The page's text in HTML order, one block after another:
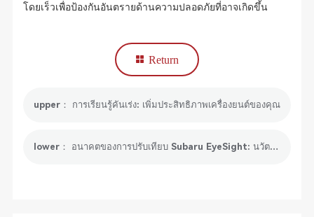
โดยเร็วเพื่อป้องกันอันตรายด้านความปลอดภัยที่อาจเกิดขึ้น
Return
upper： การเรียนรู้คันเร่ง: เพิ่มประสิทธิภาพเครื่องยนต์ของคุณ
lower： อนาคตของการปรับเทียบ Subaru EyeSight: นวัตกรรมและแนวโน้ม